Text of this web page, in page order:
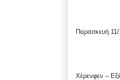
Παρασκευή 11/
Χέρενφεν –